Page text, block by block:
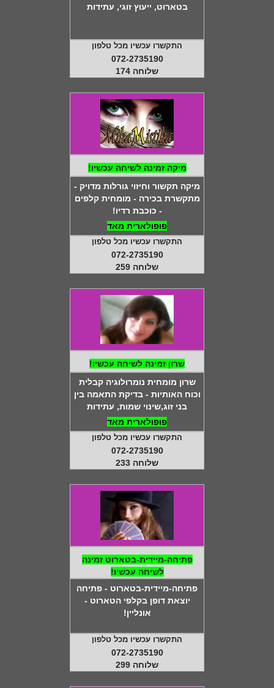
בטארוט, ייעוץ זוגי, עתידות
התקשרו עכשיו מכל טלפון
072-2735190
שלוחה 174
מיקה זמינה לשיחה עכשיו!
מיקה תקשור וחיזוי גורלות מדויק -
מתקשרת בכירה - מומחית קלפים
- כוכבת רדיו!
פופולארית מאד
התקשרו עכשיו מכל טלפון
072-2735190
שלוחה 259
שרון זמינה לשיחה עכשיו!
שרון מומחית נומרולוגיה קבלית
וכוח האותיות - בדיקת התאמה בין
בני זוג,שינוי שמות, עתידות
פופולארית מאד
התקשרו עכשיו מכל טלפון
072-2735190
שלוחה 233
פתיחה-מיידית-בטארוט זמינה
לשיחה עכשיו!
פתיחה-מיידית-בטארוט - פתיחה
יוצאת דופן בקלפי הטארוט -
אונליין!
התקשרו עכשיו מכל טלפון
072-2735190
שלוחה 299